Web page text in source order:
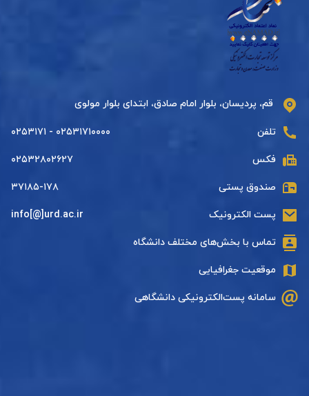
قم، پردیسان، بلوار امام صادق، ابتدای بلوار مولوی
تلفن ۰۲۵۳۱۷۱۰۰۰۰ - ۰۲۵۳۱۷۱
فکس ۰۲۵۳۲۸۰۲۶۲۷
صندوق پستی ۳۷۱۸۵-۱۷۸
پست الکترونیک info[@]urd.ac.ir
تماس با بخش‌های مختلف دانشگاه
موقعیت جغرافیایی
سامانه پست‌الکترونیکی دانشگاهی